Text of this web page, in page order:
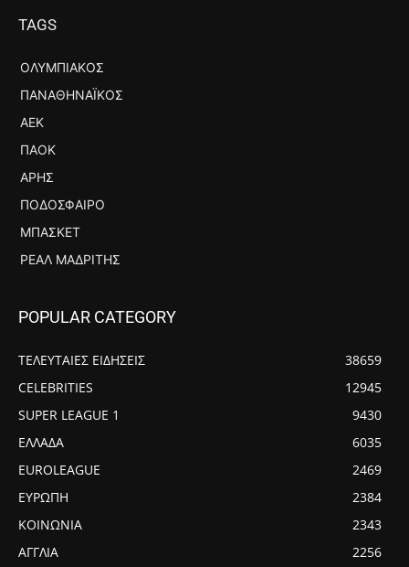
TAGS
ΟΛΥΜΠΙΑΚΌΣ
ΠΑΝΑΘΗΝΑΪΚΌΣ
ΑΕΚ
ΠΑΟΚ
ΆΡΗΣ
ΠΟΔΌΣΦΑΙΡΟ
ΜΠΆΣΚΕΤ
ΡΕΆΛ ΜΑΔΡΊΤΗΣ
POPULAR CATEGORY
ΤΕΛΕΥΤΑΙΕΣ ΕΙΔΗΣΕΙΣ
38659
CELEBRITIES
12945
SUPER LEAGUE 1
9430
ΕΛΛΑΔΑ
6035
EUROLEAGUE
2469
ΕΥΡΩΠΗ
2384
ΚΟΙΝΩΝΙΑ
2343
ΑΓΓΛΙΑ
2256